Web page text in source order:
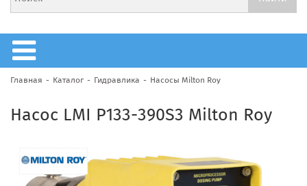
Главная Каталог Гидравлика Насосы Milton Roy
Насос LMI P133-390S3 Milton Roy